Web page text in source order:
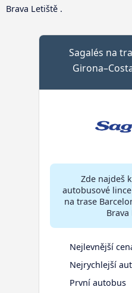
Brava Letiště .
Sagalés na
Zde najdeš
autobusové
na trase
Brava
Nejlevnější
Nejrychlejší
První autobus